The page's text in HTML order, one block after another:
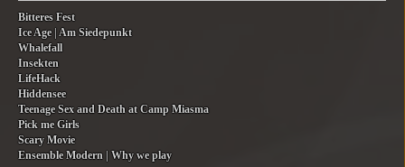
Bitteres Fest
Ice Age | Am Siedepunkt
Whalefall
Insekten
LifeHack
Hiddensee
Teenage Sex and Death at Camp Miasma
Pick me Girls
Scary Movie
Ensemble Modern | Why we play